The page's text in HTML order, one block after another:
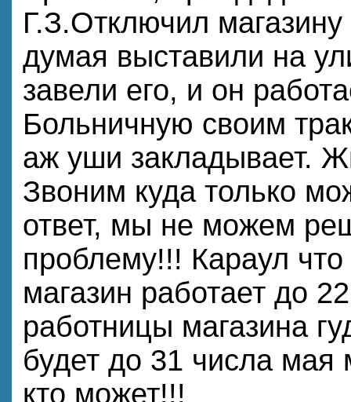
Г.З.Отключил магазину
думая выставили на
завели его, и он
Больничную своим
аж уши закладывает.
Звоним куда только
ответ, мы не можем
проблему!!! Караул
магазин работает до
работницы магазина
будет до 31 числа
кто может!!!